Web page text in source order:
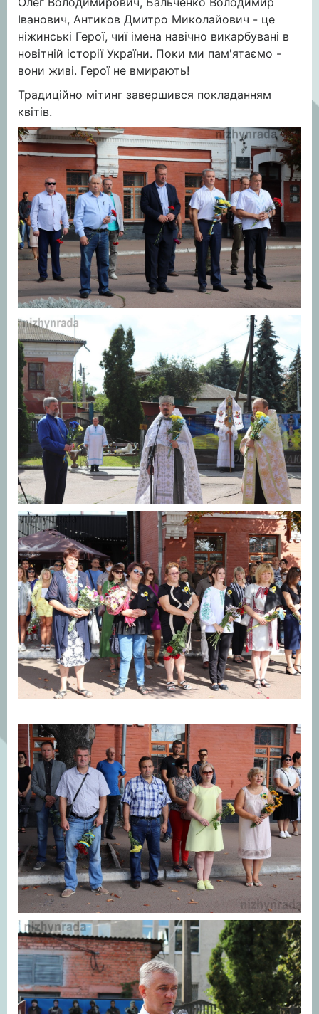
Іванович, Антиков Дмитро Миколайович - це
ніжинські Герої, чиї імена навічно викарбувані в
новітній історії України. Поки ми пам'ятаємо -
вони живі. Герої не вмирають!
Традиційно мітинг завершився покладанням
квітів.